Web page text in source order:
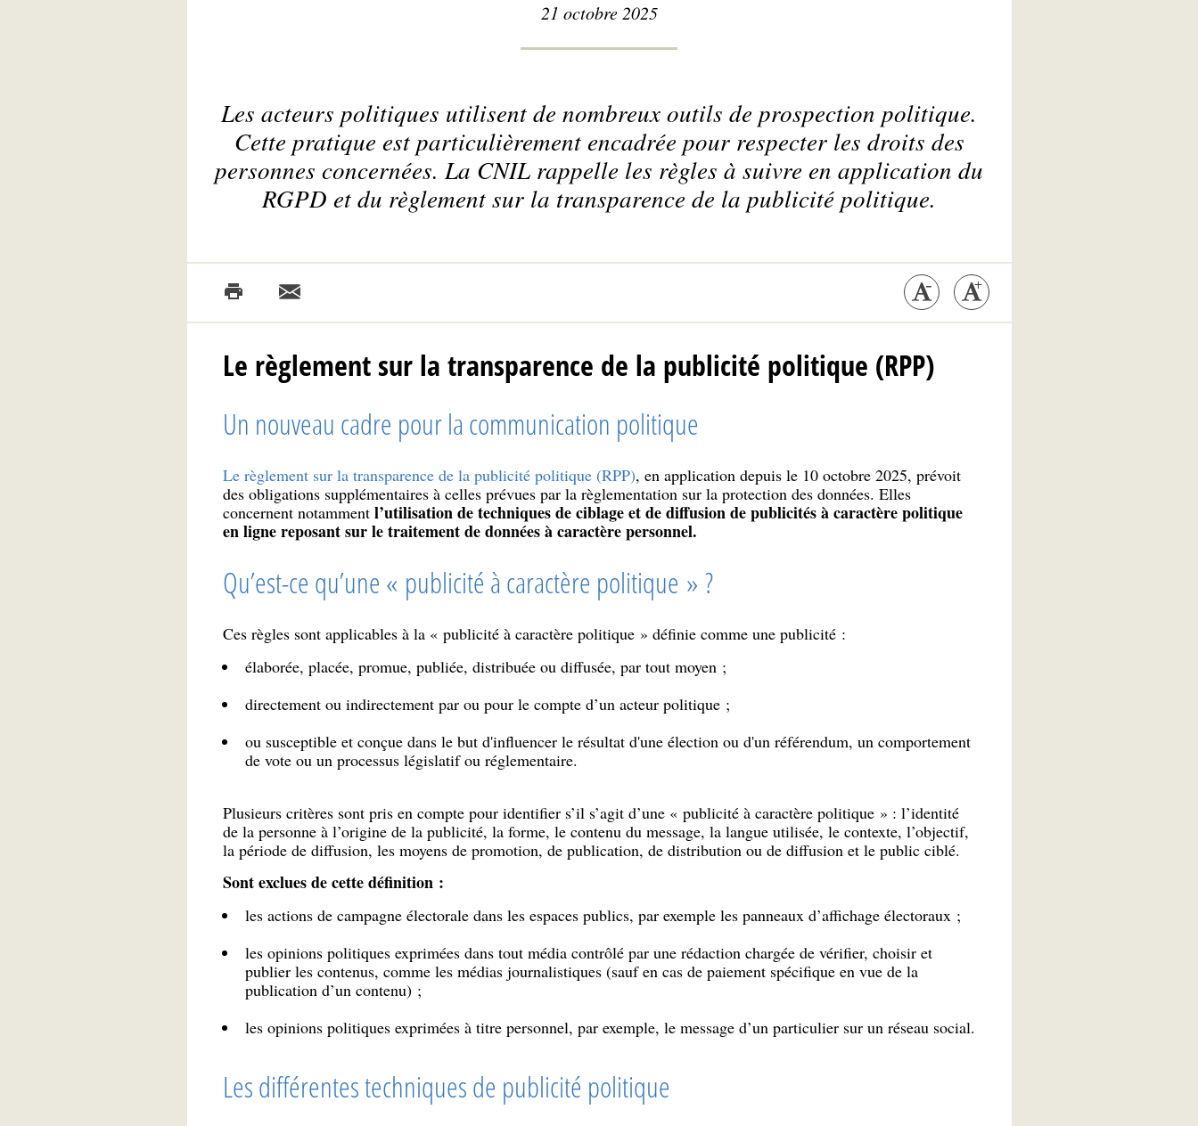
21 octobre 2025
Les acteurs politiques utilisent de nombreux outils de prospection politique.
Cette pratique est particulièrement encadrée pour respecter les droits des
personnes concernées. La CNIL rappelle les règles à suivre en application du
RGPD et du règlement sur la transparence de la publicité politique.
Le règlement sur la transparence de la publicité politique (RPP)
Un nouveau cadre pour la communication politique
Le règlement sur la transparence de la publicité politique (RPP), en application depuis le 10 octobre 2025, prévoit
des obligations supplémentaires à celles prévues par la règlementation sur la protection des données. Elles
concernent notamment l’utilisation de techniques de ciblage et de diffusion de publicités à caractère politique
en ligne reposant sur le traitement de données à caractère personnel.
Qu’est-ce qu’une « publicité à caractère politique » ?
Ces règles sont applicables à la « publicité à caractère politique » définie comme une publicité :
élaborée, placée, promue, publiée, distribuée ou diffusée, par tout moyen ;
directement ou indirectement par ou pour le compte d’un acteur politique ;
ou susceptible et conçue dans le but d'influencer le résultat d'une élection ou d'un référendum, un comportement
de vote ou un processus législatif ou réglementaire.
Plusieurs critères sont pris en compte pour identifier s’il s’agit d’une « publicité à caractère politique » : l’identité
de la personne à l’origine de la publicité, la forme, le contenu du message, la langue utilisée, le contexte, l’objectif,
la période de diffusion, les moyens de promotion, de publication, de distribution ou de diffusion et le public ciblé.
Sont exclues de cette définition :
les actions de campagne électorale dans les espaces publics, par exemple les panneaux d’affichage électoraux ;
les opinions politiques exprimées dans tout média contrôlé par une rédaction chargée de vérifier, choisir et
publier les contenus, comme les médias journalistiques (sauf en cas de paiement spécifique en vue de la
publication d’un contenu) ;
les opinions politiques exprimées à titre personnel, par exemple, le message d’un particulier sur un réseau social.
Les différentes techniques de publicité politique